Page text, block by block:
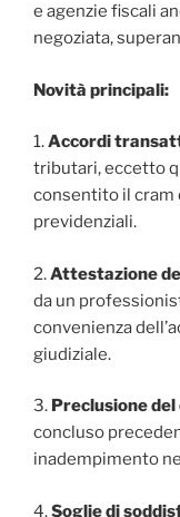
e agenzie fiscali
negoziata,
Novità principali:
1.Accordi
tributari, eccetto
consentito il cram
previdenziali.
2.Attestazione
da un
convenienza
giudiziale.
3. Preclusione del
concluso
inadempimento
4.Soglie di